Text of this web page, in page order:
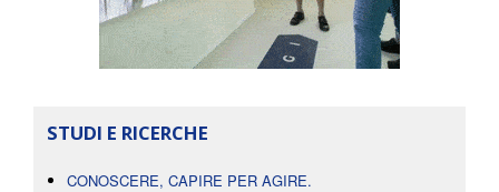
STUDI E RICERCHE
CONOSCERE, CAPIRE PER AGIRE.